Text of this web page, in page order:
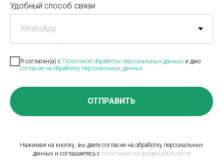
Удобный способ связи
Я согласен(а) с Политикой обработки персональных данных и даю
согласие на обработку персональных данных
ОТПРАВИТЬ
Нажимая на кнопку, вы даете согласие на обработку персональных
данных и соглашаетесь c политикой конфиденциальности